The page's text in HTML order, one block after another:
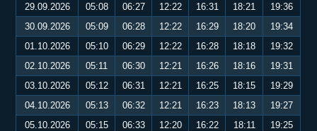
29.09.2026
05:08 06:27 12:22 16:31 18:21
19:36
30.09.2026
05:09 06:28 12:22 16:29 18:20
19:34
01.10.2026
05:10 06:29 12:22 16:28 18:18
19:32
02.10.2026
05:11 06:30 12:21 16:26 18:16
19:31
03.10.2026
05:12 06:31 12:21 16:25 18:15
19:29
04.10.2026
05:13 06:32 12:21 16:23 18:13
19:27
05.10.2026
05:15 06:33 12:20 16:22 18:11
19:25